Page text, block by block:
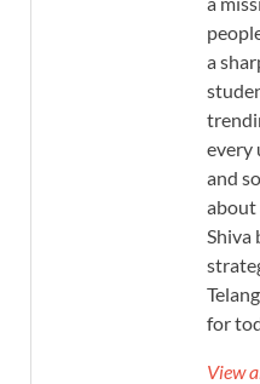
a
every
and
about
Shiva
for
View